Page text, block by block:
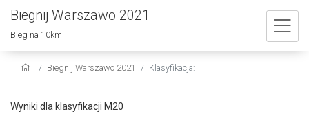
Biegnij Warszawo 2021
Bieg na 10km
Biegnij Warszawo 2021 Klasyfikacja:
Wyniki dla klasyfikacji M20